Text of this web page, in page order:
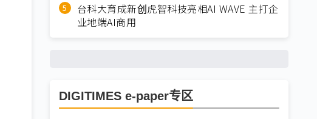
台科大育成新创虎智科技亮相AI WAVE 主打企
业地端AI商用
DIGITIMES e-paper专区